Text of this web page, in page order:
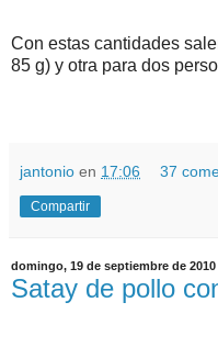
Con estas cantidades
85 g) y otra para dos
jantonio en 17:06 37
Compartir
domingo, 19 de septiembre de 2010
Satay de pollo